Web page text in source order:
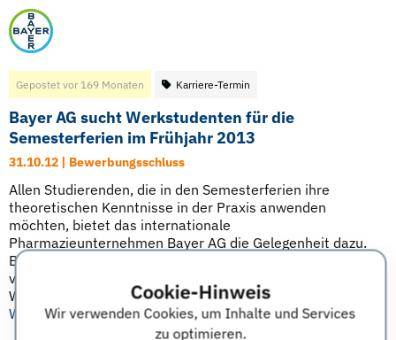
Cookie-Hinweis
Wir verwenden Cookies, um Inhalte und Services
zu optimieren.
Gepostet vor 169 Monaten Karriere-Termin
Bayer AG sucht Werkstudenten für die
Semesterferien im Frühjahr 2013
31.10.12 | Bewerbungsschluss
Allen Studierenden, die in den Semesterferien ihre
theoretischen Kenntnisse in der Praxis anwenden
möchten, bietet das internationale
Pharmazieunternehmen Bayer AG die Gelegenheit dazu.
Bewerben können sich Studierende aller Fachrichtungen
von Hochschulen für eine Einsatzdauer von mindestens 6
Wochen und Studierende von Fachhochschulen für ...
Weiterlesen